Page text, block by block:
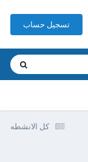
تسجيل حساب
كل الانشطه